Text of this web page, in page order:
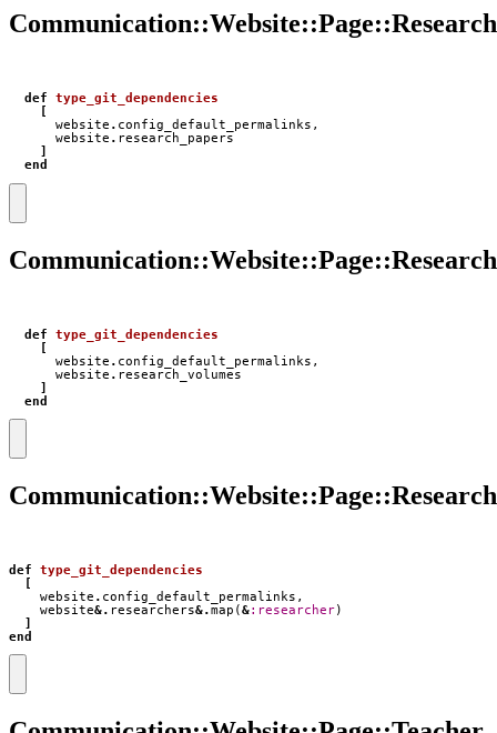
def
type_git_dependencies
[
website . config_default_permalinks ,
website . research_papers
]
end
def
type_git_dependencies
[
website . config_default_permalinks ,
website . research_volumes
]
end
def
type_git_dependencies
[
website . config_default_permalinks ,
website&. researchers&.map (&:researcher)
]
end